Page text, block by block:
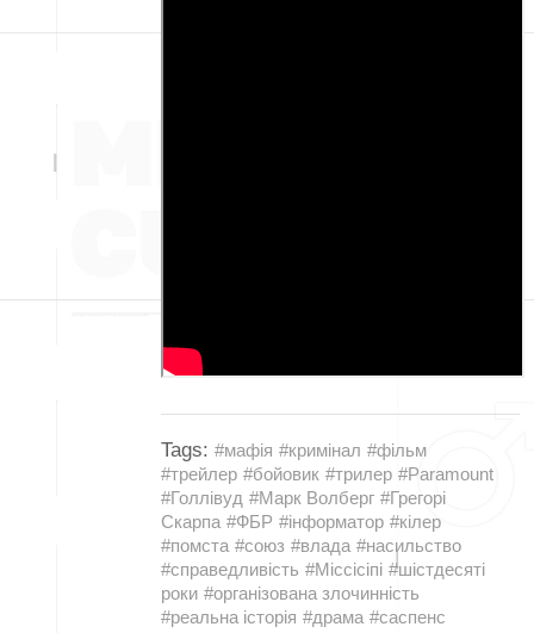
Tags: #мафія #кримінал #фільм
#трейлер #бойовик #трилер #Paramount
#Голлівуд #Марк Волберг #Грегорі
Скарпа #ФБР #інформатор #кілер
#помста #союз #влада #насильство
#справедливість #Міссісіпі #шістдесяті
роки #організована злочинність
#реальна історія #драма #саспенс